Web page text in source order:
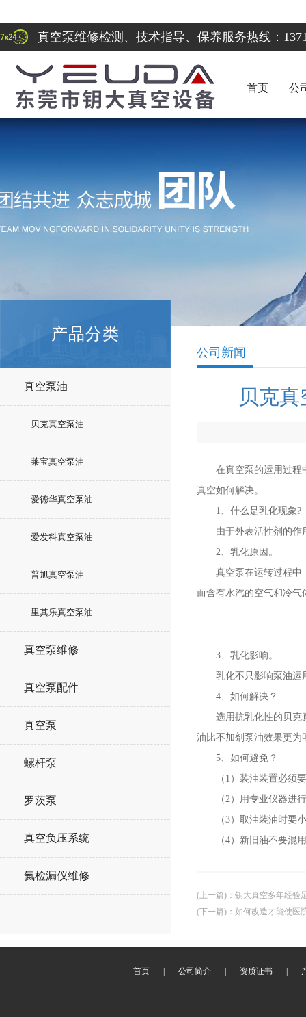
真空泵维修检测、技术指导、保养服务热线：
首页 公
产品分类
真空泵油
贝克真空泵油
莱宝真空泵油
爱德华真空泵油
爱发科真空泵油
普旭真空泵油
里其乐真空泵油
真空泵维修
真空泵配件
真空泵
螺杆泵
罗茨泵
真空负压系统
氦检漏仪维修
公司新闻
贝克
在真空泵的运用过程
真空如何解决。
1、什么是乳化现象?
由于外表活性剂的作用
2、乳化原因。
真空泵在运转过程中，
而含有水汽的空气和冷
3、乳化影响。
乳化不只影响泵油运用
4、如何解决？
选用抗乳化性的贝克真
油比不加剂泵油效果更为
5、如何避免？
（1）装油装置必须要
（2）用专业仪器进行
（3）取油装油时要小
（4）新旧油不要混用
(上一篇) ： 钥大真空多年经验
(下一篇) ： 如何改造才能使医
首页 | 公司简介 | 资质证书 |